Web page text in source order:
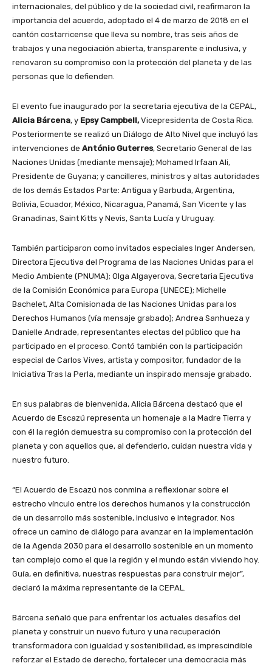
internacionales, del público y de la sociedad civil, reafirmaron la
importancia del acuerdo, adoptado el 4 de marzo de 2018 en el
cantón costarricense que lleva su nombre, tras seis años de
trabajos y una negociación abierta, transparente e inclusiva, y
renovaron su compromiso con la protección del planeta y de las
personas que lo defienden.
El evento fue inaugurado por la secretaria ejecutiva de la CEPAL,
Alicia Bárcena, y Epsy Campbell,Vicepresidenta de Costa Rica.
Posteriormente se realizó un Diálogo de Alto Nivel que incluyó las
intervenciones de António Guterres, Secretario General de las
Naciones Unidas (mediante mensaje); Mohamed Irfaan Ali,
Presidente de Guyana; y cancilleres, ministros y altas autoridades
de los demás Estados Parte: Antigua y Barbuda, Argentina,
Bolivia, Ecuador, México, Nicaragua, Panamá, San Vicente y las
Granadinas, Saint Kitts y Nevis, Santa Lucía y Uruguay.
También participaron como invitados especiales Inger Andersen,
Directora Ejecutiva del Programa de las Naciones Unidas para el
Medio Ambiente (PNUMA); Olga Algayerova, Secretaria Ejecutiva
de la Comisión Económica para Europa (UNECE); Michelle
Bachelet, Alta Comisionada de las Naciones Unidas para los
Derechos Humanos (vía mensaje grabado); Andrea Sanhueza y
Danielle Andrade, representantes electas del público que ha
participado en el proceso. Contó también con la participación
especial de Carlos Vives, artista y compositor, fundador de la
Iniciativa Tras la Perla, mediante un inspirado mensaje grabado.
En sus palabras de bienvenida, Alicia Bárcena destacó que el
Acuerdo de Escazú representa un homenaje a la Madre Tierra y
con él la región demuestra su compromiso con la protección del
planeta y con aquellos que, al defenderlo, cuidan nuestra vida y
nuestro futuro.
“El Acuerdo de Escazú nos conmina a reflexionar sobre el
estrecho vínculo entre los derechos humanos y la construcción
de un desarrollo más sostenible, inclusivo e integrador. Nos
ofrece un camino de diálogo para avanzar en la implementación
de la Agenda 2030 para el desarrollo sostenible en un momento
tan complejo como el que la región y el mundo están viviendo hoy.
Guía, en definitiva, nuestras respuestas para construir mejor”,
declaró la máxima representante de la CEPAL.
Bárcena señaló que para enfrentar los actuales desafíos del
planeta y construir un nuevo futuro y una recuperación
transformadora con igualdad y sostenibilidad, es imprescindible
reforzar el Estado de derecho, fortalecer una democracia más